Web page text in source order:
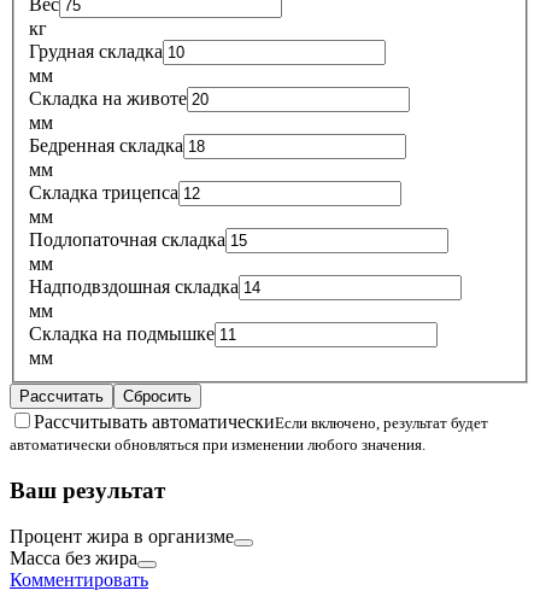
Вес
кг
Грудная складка
мм
Складка на животе
мм
Бедренная складка
мм
Складка трицепса
мм
Подлопаточная складка
мм
Надподвздошная складка
мм
Складка на подмышке
мм
Рассчитать Сбросить
Рассчитывать автоматическиЕсли включено, результат будет
автоматически обновляться при изменении любого значения.
Ваш результат
Процент жира в организме
Масса без жира
Комментировать